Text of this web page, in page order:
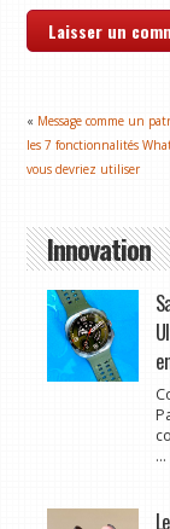
« Message comme un
les 7 fonctionnalités
vous devriez utiliser
Innovation
...